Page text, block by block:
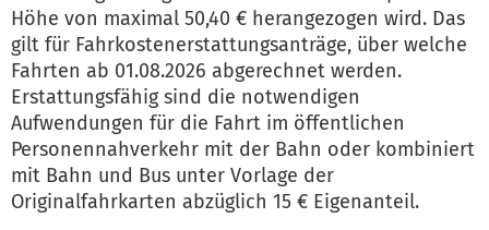
Höhe von maximal 50,40 € herangezogen wird. Das
gilt für Fahrkostenerstattungsanträge, über welche
Fahrten ab 01.08.2026 abgerechnet werden.
Erstattungsfähig sind die notwendigen
Aufwendungen für die Fahrt im öffentlichen
Personennahverkehr mit der Bahn oder kombiniert
mit Bahn und Bus unter Vorlage der
Originalfahrkarten abzüglich 15 € Eigenanteil.